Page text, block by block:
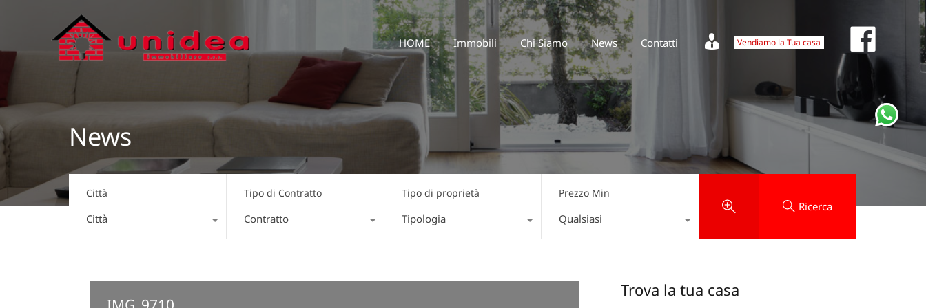
HOME Immobili Chi Siamo News Vendiamo la Tua casa
HOME
Immobili Chi Siamo News Contatti Vendiamo la Tua casa Facebook
News
Città
Città
Tipo di Contratto
Contratto
Tipo di proprietà
Tipologia
Prezzo Min
Qualsiasi
Ricerca
Trova la tua casa